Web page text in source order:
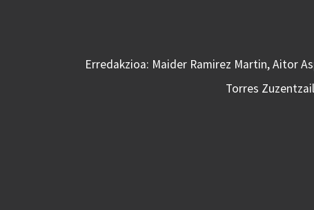
Erredakzioa: Maider Ramirez Martin, Aitor
Torres